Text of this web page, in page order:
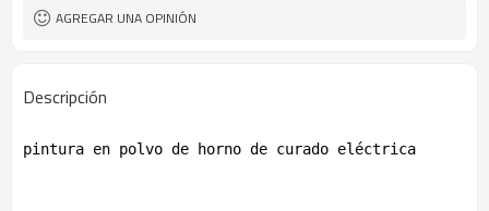
AGREGAR UNA OPINIÓN
Descripción
pintura en polvo de horno de curado eléctrica